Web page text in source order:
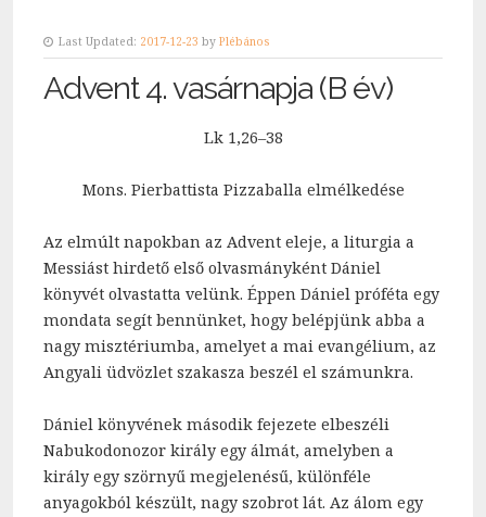
Last Updated: 2017-12-23 by Plébános
Advent 4. vasárnapja (B év)
Lk 1,26–38
Mons. Pierbattista Pizzaballa elmélkedése
Az elmúlt napokban az Advent eleje, a liturgia a
Messiást hirdető első olvasmányként Dániel
könyvét olvastatta velünk. Éppen Dániel próféta egy
mondata segít bennünket, hogy belépjünk abba a
nagy misztériumba, amelyet a mai evangélium, az
Angyali üdvözlet szakasza beszél el számunkra.
Dániel könyvének második fejezete elbeszéli
Nabukodonozor király egy álmát, amelyben a
király egy szörnyű megjelenésű, különféle
anyagokból készült, nagy szobrot lát. Az álom egy